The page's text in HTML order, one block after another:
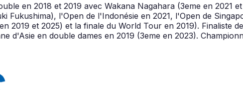
en 2018 et 2019 avec Wakana Nagahara (3eme en 2021
Fukushima), l'Open de l'Indonésie en 2021, l'Open de
2019 et 2025) et la finale du World Tour en 2019). Finaliste
d'Asie en double dames en 2019 (3eme en 2023).